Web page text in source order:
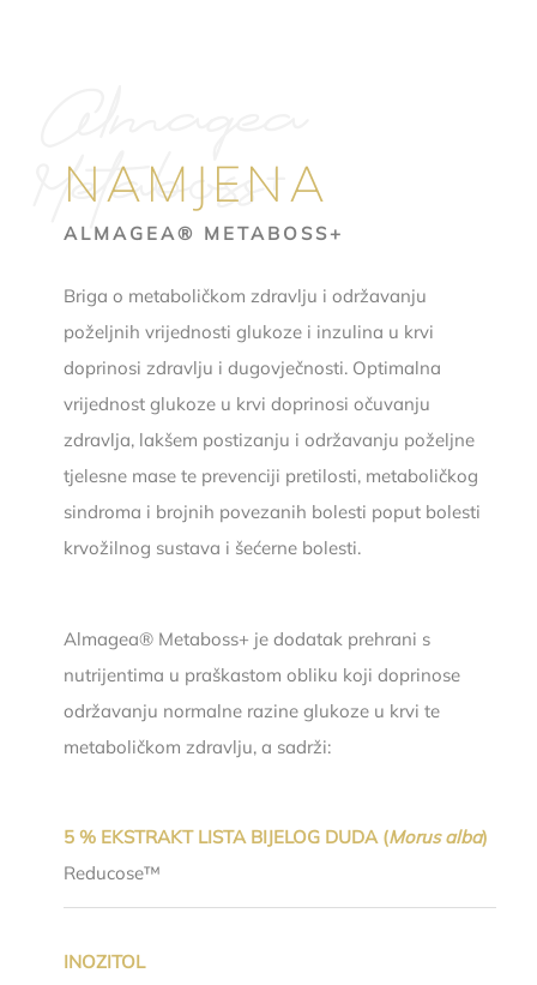
Metaboss+
NAMJENA
ALMAGEA® METABOSS+
Briga o metaboličkom zdravlju i održavanju
poželjnih vrijednosti glukoze i inzulina u krvi
doprinosi zdravlju i dugovječnosti. Optimalna
vrijednost glukoze u krvi doprinosi očuvanju
zdravlja, lakšem postizanju i održavanju poželjne
tjelesne mase te prevenciji pretilosti, metaboličkog
sindroma i brojnih povezanih bolesti poput bolesti
krvožilnog sustava i šećerne bolesti.
Almagea® Metaboss+ je dodatak prehrani s
nutrijentima u praškastom obliku koji doprinose
održavanju normalne razine glukoze u krvi te
metaboličkom zdravlju, a sadrži:
5 % EKSTRAKT LISTA BIJELOG DUDA (Morus alba)
Reducose™
INOZITOL